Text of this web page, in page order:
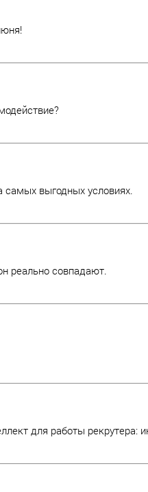
самых выгодных условиях.
реально совпадают.
для работы рекрутера: